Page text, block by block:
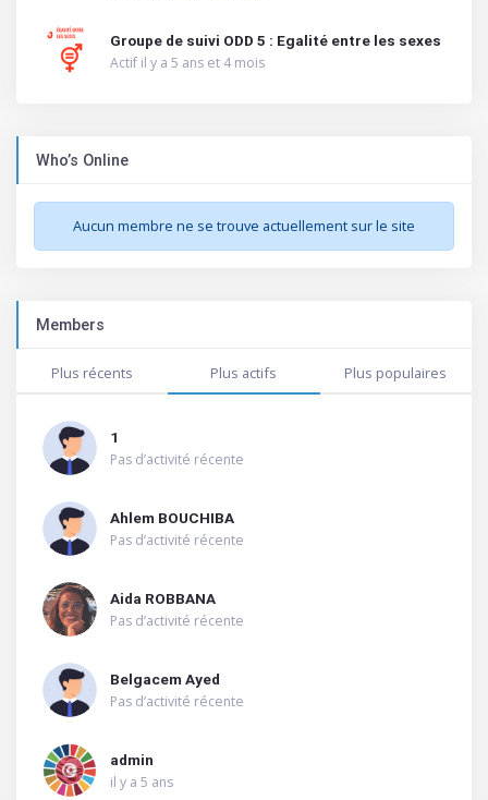
Groupe de suivi ODD 5 : Egalité entre les sexes
Actif il y a 5 ans et 4 mois
Who’s Online
Aucun membre ne se trouve actuellement sur le site
Members
Plus récents Plus actifs Plus populaires
1
Pas d’activité récente
Ahlem BOUCHIBA
Pas d’activité récente
Aida ROBBANA
Pas d’activité récente
Belgacem Ayed
Pas d’activité récente
admin
il y a 5 ans